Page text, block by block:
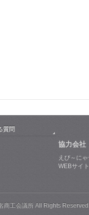
質問
協力会社
えび～に
WEBサイ
商工会議所 All Rights